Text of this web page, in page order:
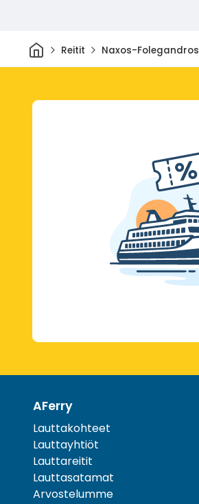
KotiinReitit Naxos-Folegandros
AFerry
Lauttakohteet
Lauttayhtiöt
Lauttareitit
Lauttasatamat
Arvostelumme